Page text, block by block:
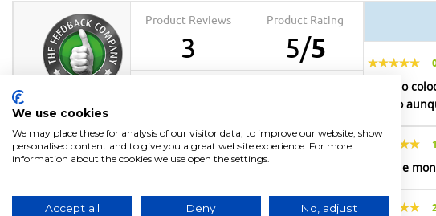
EXCELLENT
PÉNDEL INFANTIL
Product Reviews
3
Product Rating
5/5
Positive
100%
Negative
Ha sido
barato
Fácil de
We use cookies
We may place these for analysis of our visitor data, to improve our website, show
personalised content and to give you a great website experience. For more
information about the cookies we use open the settings.
Accept all Deny No, adjust